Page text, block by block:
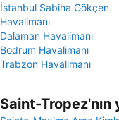
İstanbul Sabiha Gökçen
Havalimanı
Dalaman Havalimanı
Bodrum Havalimanı
Trabzon Havalimanı
Saint-Tropez'nın